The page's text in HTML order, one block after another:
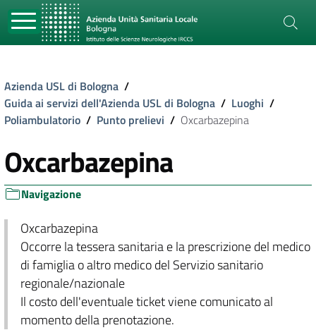
Azienda USL di Bologna /
Guida ai servizi dell'Azienda USL di Bologna / Luoghi /
Poliambulatorio / Punto prelievi / Oxcarbazepina
Oxcarbazepina
Navigazione
Oxcarbazepina
Occorre la tessera sanitaria e la prescrizione del medico
di famiglia o altro medico del Servizio sanitario
regionale/nazionale
Il costo dell'eventuale ticket viene comunicato al
momento della prenotazione.